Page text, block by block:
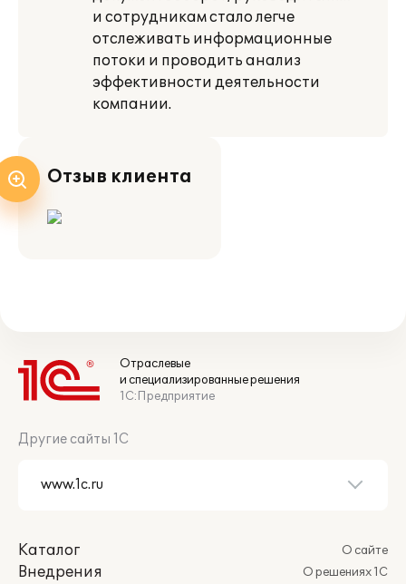
и сотрудникам стало легче
отслеживать информационные
потоки и проводить анализ
эффективности деятельности
компании.
Отзыв клиента
Отраслевые
и специализированные решения
1С:Предприятие
Другие сайты 1С
Каталог
Внедрения
О сайте
О решениях 1С